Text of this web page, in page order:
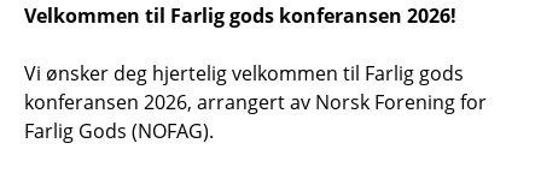
Velkommen til Farlig gods konferansen 2026!
Vi ønsker deg hjertelig velkommen til Farlig gods
konferansen 2026, arrangert av Norsk Forening for
Farlig Gods (NOFAG).